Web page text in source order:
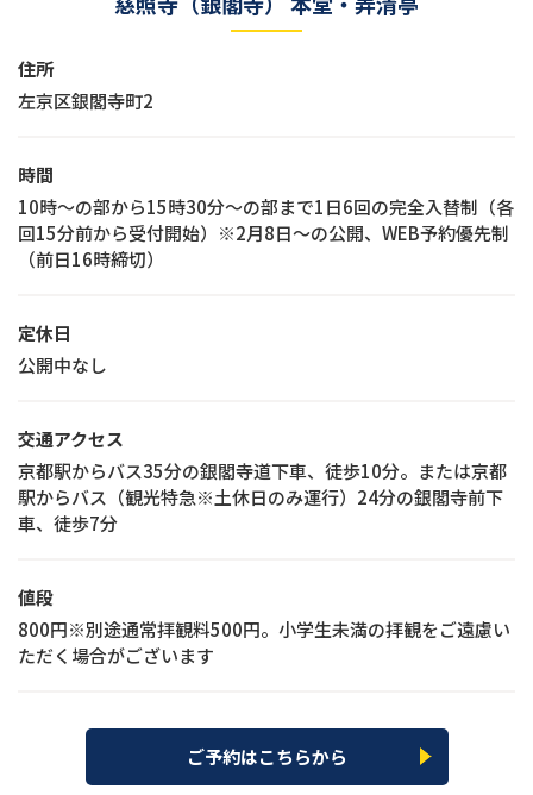
住所
左京区銀閣寺町2
時間
10時～の部から15時30分～の部まで1日6回の完全入替制（各
回15分前から受付開始）※2月8日～の公開、WEB予約優先制
（前日16時締切）
定休日
公開中なし
交通アクセス
京都駅からバス35分の銀閣寺道下車、徒歩10分。または京都
駅からバス（観光特急※土休日のみ運行）24分の銀閣寺前下
車、徒歩7分
値段
800円※別途通常拝観料500円。小学生未満の拝観をご遠慮い
ただく場合がございます
ご予約はこちらから